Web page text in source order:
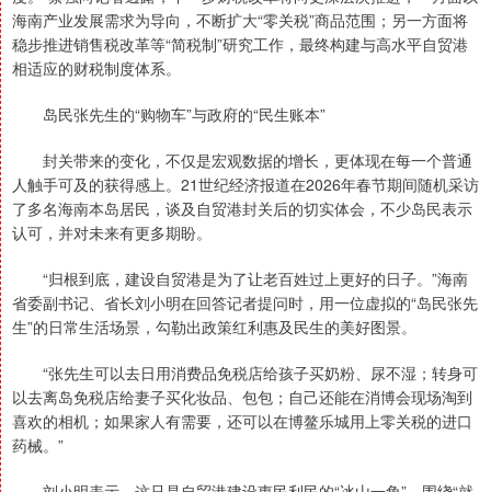
海南产业发展需求为导向，不断扩大“零关税”商品范围；另一方面将
稳步推进销售税改革等“简税制”研究工作，最终构建与高水平自贸港
相适应的财税制度体系。
岛民张先生的“购物车”与政府的“民生账本”
封关带来的变化，不仅是宏观数据的增长，更体现在每一个普通
人触手可及的获得感上。21世纪经济报道在2026年春节期间随机采访
了多名海南本岛居民，谈及自贸港封关后的切实体会，不少岛民表示
认可，并对未来有更多期盼。
“归根到底，建设自贸港是为了让老百姓过上更好的日子。”海南
省委副书记、省长刘小明在回答记者提问时，用一位虚拟的“岛民张先
生”的日常生活场景，勾勒出政策红利惠及民生的美好图景。
“张先生可以去日用消费品免税店给孩子买奶粉、尿不湿；转身可
以去离岛免税店给妻子买化妆品、包包；自己还能在消博会现场淘到
喜欢的相机；如果家人有需要，还可以在博鳌乐城用上零关税的进口
药械。”